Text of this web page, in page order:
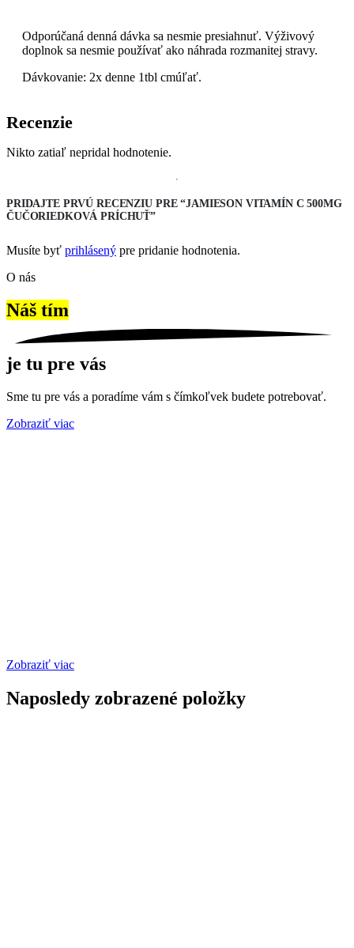
Odporúčaná denná dávka sa nesmie presiahnuť. Výživový
doplnok sa nesmie používať ako náhrada rozmanitej stravy.
Dávkovanie: 2x denne 1tbl cmúľať.
Recenzie
Nikto zatiaľ nepridal hodnotenie.
PRIDAJTE PRVÚ RECENZIU PRE “JAMIESON VITAMÍN C 500MG
ČUČORIEDKOVÁ PRÍCHUŤ”
Musíte byť prihlásený pre pridanie hodnotenia.
O nás
Náš tím
je tu pre vás
Sme tu pre vás a poradíme vám s čímkoľvek budete potrebovať.
Zobraziť viac
Zobraziť viac
Naposledy zobrazené položky